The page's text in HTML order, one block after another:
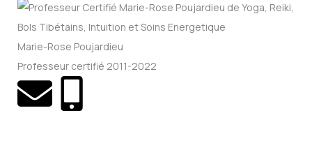
Marie-Rose Poujardieu
Professeur certifié 2011-2022